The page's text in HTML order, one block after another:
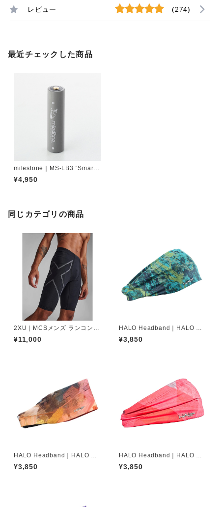
レビュー (274)
最近チェックした商品
milestone｜MS-LB3 “Smart
Mobile Battery”
¥4,950
同じカテゴリの商品
2XU｜MCSメンズ ランコンプ
ショーツ MA5331B BLK/BRF
¥11,000
HALO Headband｜HALO バ
ンディット JP（Movas）
¥3,850
HALO Headband｜HALO バ
ンディット JP（Air modern o
il）
¥3,850
HALO Headband｜HALO バ
ンディット JP（Vinst）
¥3,850